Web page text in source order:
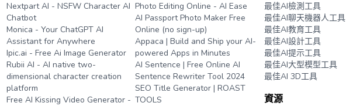
Nextpart AI - NSFW Character AI
Chatbot
Monica - Your ChatGPT AI
Assistant for Anywhere
Ipic.ai - Free Ai Image Generator
Rubii AI - AI native two-
dimensional character creation
platform
Free AI Kissing Video Generator -
Photo Editing Online - AI Ease
AI Passport Photo Maker Free
Online (no sign-up)
Appaca | Build and Ship your AI-
powered Apps in Minutes
AI Sentence | Free Online AI
Sentence Rewriter Tool 2024
SEO Title Generator | ROAST
TOOLS
最佳AI檢測工具
最佳AI聊天機器人工具
最佳AI教育工具
最佳AI設計工具
最佳AI提示工具
最佳AI大型模型工具
最佳AI 3D工具
資源